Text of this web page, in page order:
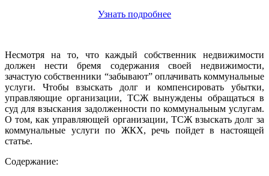
Узнать подробнее
Несмотря на то, что каждый собственник недвижимости
должен нести бремя содержания своей недвижимости,
зачастую собственники “забывают” оплачивать коммунальные
услуги. Чтобы взыскать долг и компенсировать убытки,
управляющие организации, ТСЖ вынуждены обращаться в
суд для взыскания задолженности по коммунальным услугам.
О том, как управляющей организации, ТСЖ взыскать долг за
коммунальные услуги по ЖКХ, речь пойдет в настоящей
статье.
Содержание: